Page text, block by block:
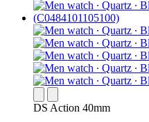
DS Action 40mm